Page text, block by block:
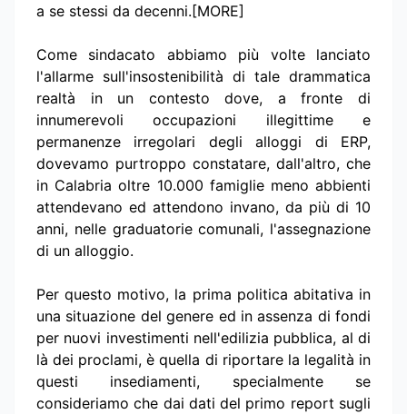
a se stessi da decenni.[MORE]
Come sindacato abbiamo più volte lanciato
l'allarme sull'insostenibilità di tale drammatica
realtà in un contesto dove, a fronte di
innumerevoli occupazioni illegittime e
permanenze irregolari degli alloggi di ERP,
dovevamo purtroppo constatare, dall'altro, che
in Calabria oltre 10.000 famiglie meno abbienti
attendevano ed attendono invano, da più di 10
anni, nelle graduatorie comunali, l'assegnazione
di un alloggio.
Per questo motivo, la prima politica abitativa in
una situazione del genere ed in assenza di fondi
per nuovi investimenti nell'edilizia pubblica, al di
là dei proclami, è quella di riportare la legalità in
questi insediamenti, specialmente se
consideriamo che dai dati del primo report sugli